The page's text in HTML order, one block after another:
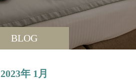
BLOG
2023年 1月